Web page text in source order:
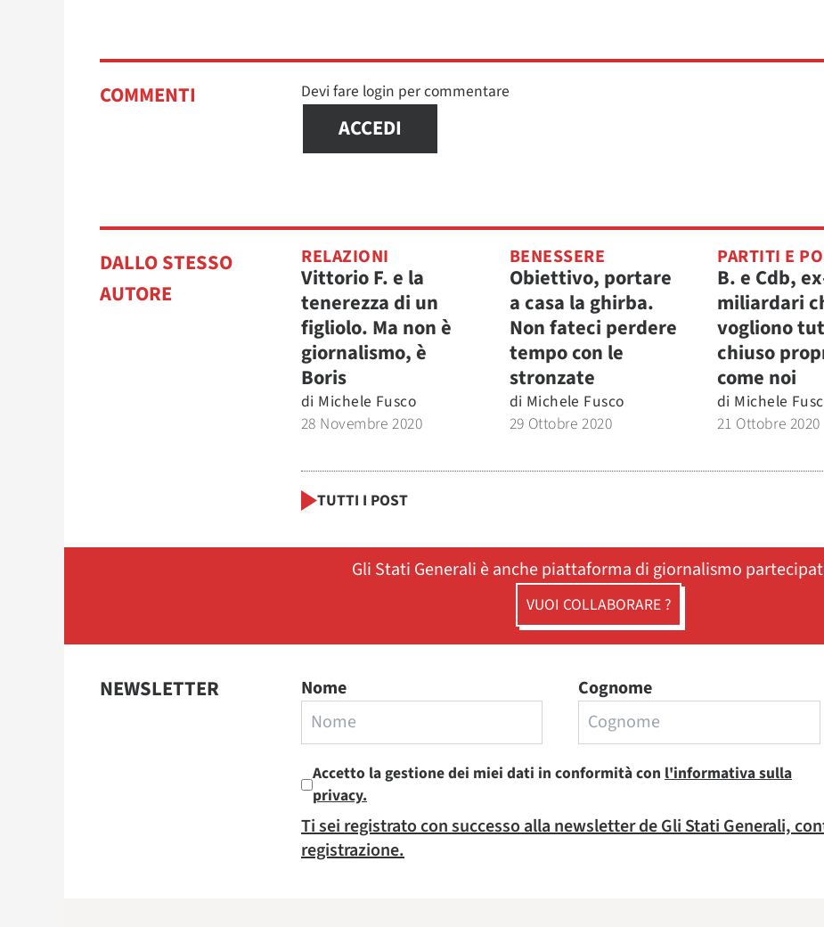
COMMENTI Devi fare login per commentare
ACCEDI
DALLO STESSO
AUTORE
RELAZIONI
Vittorio F. e la
tenerezza di un
figliolo. Ma non è
giornalismo, è
Boris
di Michele Fusco
28 Novembre 2020
BENESSERE
Obiettivo, portare
a casa la ghirba.
Non fateci perdere
tempo con le
stronzate
di Michele Fusco
29 Ottobre 2020
PARTITI E
B. e Cdb,
miliardari
vogliono
chiuso
come noi
di Michele
21 Ottobre 2020
TUTTI I POST
Gli Stati Generali è anche piattaforma di giornalismo
VUOI COLLABORARE ?
NEWSLETTER Nome Cognome
Accetto la gestione dei miei dati in conformità con l'informativa sulla
privacy.
Ti sei registrato con successo alla newsletter de Gli Stati Generali,
registrazione.